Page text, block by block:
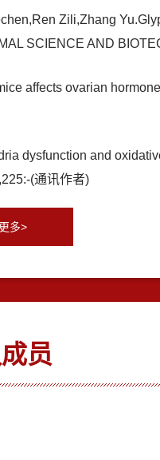
Zili,Zhang
SCIENCE AND
affects ovarian
dysfunction and
(通讯作者)
多>
员